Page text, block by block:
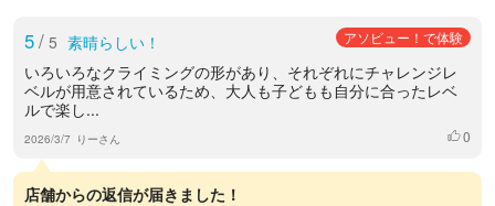
5/ 5 素晴らしい！ アソビュー！で体験
いろいろなクライミングの形があり、それぞれにチャレンジレ
ベルが用意されているため、大人も子どもも自分に合ったレベ
ルで楽し...
2026/3/7 りーさん いいね
0
店舗からの返信が届きました！